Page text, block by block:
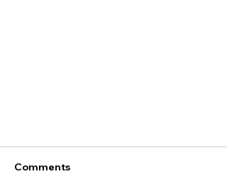
Comments